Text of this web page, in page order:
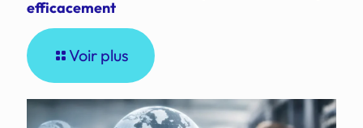
efficacement
Voir plus